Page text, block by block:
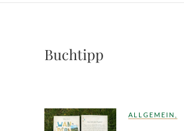
Buchtipp
ALLGEMEIN